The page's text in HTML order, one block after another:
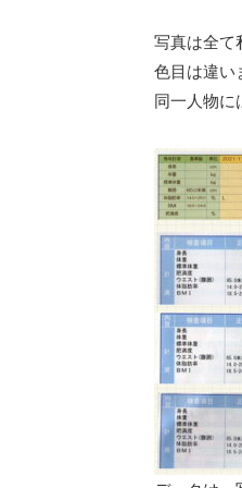
写真は全て
色目は違い
同一人物に